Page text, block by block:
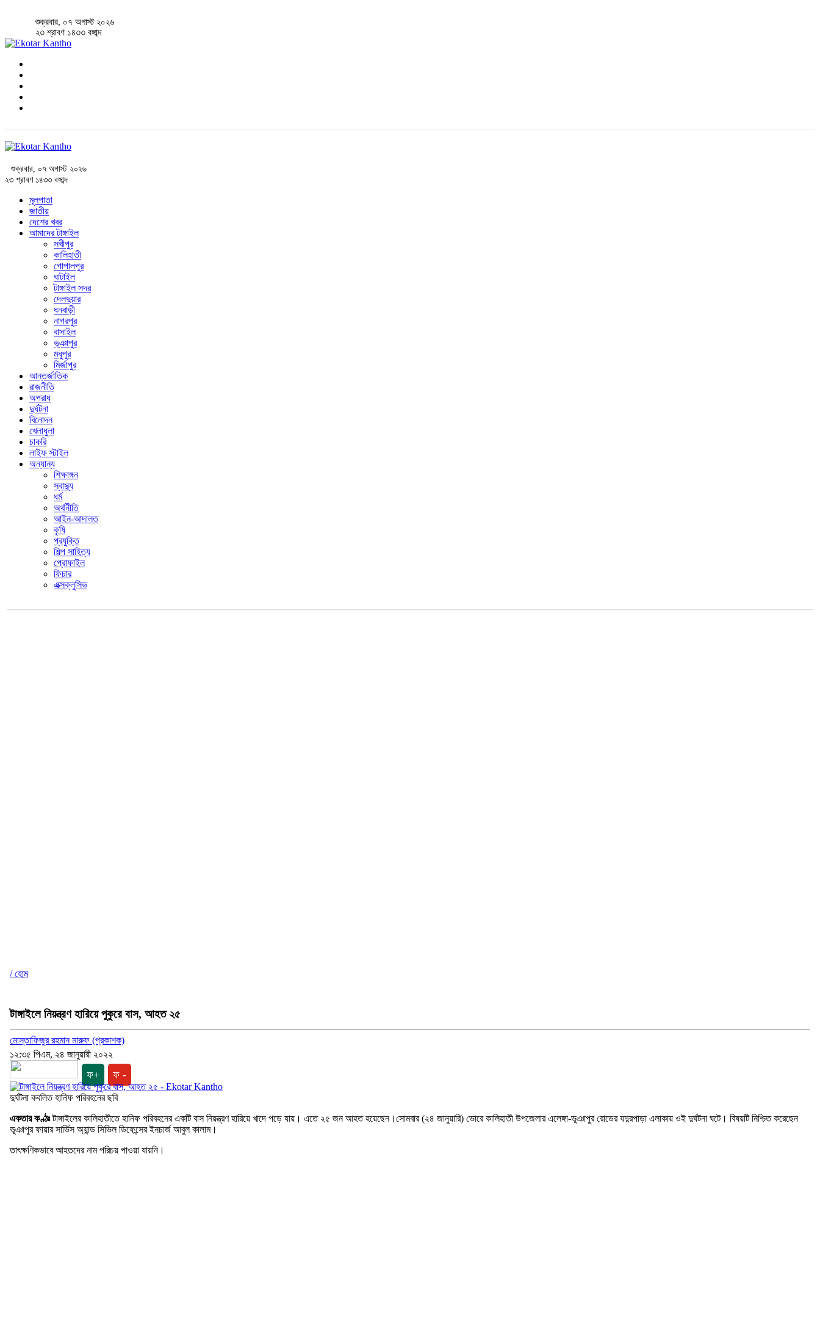
শুক্রবার, ০৭ অগাস্ট ২০২৬
২৩ শ্রাবণ ১৪৩৩ বঙ্গাব্দ
শুক্রবার, ০৭ অগাস্ট ২০২৬
২৩ শ্রাবণ ১৪৩৩ বঙ্গাব্দ
মূলপাতা
জাতীয়
দেশের খবর
আমাদের টাঙ্গাইল
সখীপুর
কালিহাতী
গোপালপুর
ঘাটাইল
টাঙ্গাইল সদর
দেলদুয়ার
ধনবাড়ী
নাগরপুর
বাসাইল
ভূঞাপুর
মধুপুর
মির্জাপুর
আন্তর্জাতিক
রাজনীতি
অপরাধ
দুর্ঘটনা
বিনোদন
খেলাধুলা
চাকরি
লাইফ স্টাইল
অন্যান্য
শিক্ষাঙ্গন
স্বাস্থ্য
ধর্ম
অর্থনীতি
আইন-আদালত
কৃষি
প্রযুক্তি
শিল্প সাহিত্য
প্রোফাইল
ফিচার
এক্সক্লুসিভ
/ হোম
টাঙ্গাইলে নিয়ন্ত্রণ হারিয়ে পুকুরে বাস, আহত ২৫
মোস্তাফিজুর রহমান মারুফ (প্রকাশক)
১২:৩৫ পিএম, ২৪ জানুয়ারী ২০২২
ফ+ ফ -
দুর্ঘটনা কবলিত হানিফ পরিবহনের ছবি
একতার কণ্ঠঃটাঙ্গাইলের কালিহাতীতে হানিফ পরিবহনের একটি বাস নিয়ন্ত্রণ হারিয়ে খাদে পড়ে যায়। এতে ২৫ জন আহত হয়েছেন।সোমবার (২৪ জানুয়ারি) ভোরে কালিহাতী উপজেলার এলেঙ্গা-ভূঞাপুর রোডের যদুরপাড়া এলাকায় ওই দুর্ঘটনা ঘটে। বিষয়টি নিশ্চিত করেছেন
ভূঞাপুর ফায়ার সার্ভিস অ‌্যান্ড সিভিল ডিফেন্সের ইনচার্জ আবুল কালাম।
তাৎক্ষণিকভাবে আহতদের নাম পরিচয় পাওয়া যায়নি।